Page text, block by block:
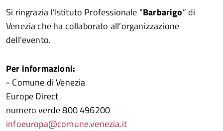
Si ringrazia l’Istituto Professionale “Barbarigo” di
Venezia che ha collaborato all’organizzazione
dell’evento.
Per informazioni:
- Comune di Venezia
Europe Direct
numero verde 800 496200
infoeuropa@comune.venezia.it